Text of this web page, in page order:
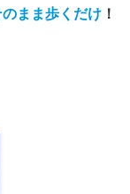
まま歩くだけ ！